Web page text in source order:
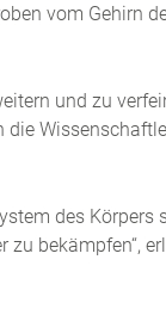
vom Gehirn
und zu
des
bekämpfen“,